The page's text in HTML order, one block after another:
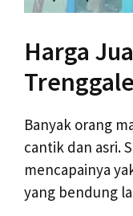
Harga
Banyak orang
cantik dan asri.
mencapainya
yang bendung